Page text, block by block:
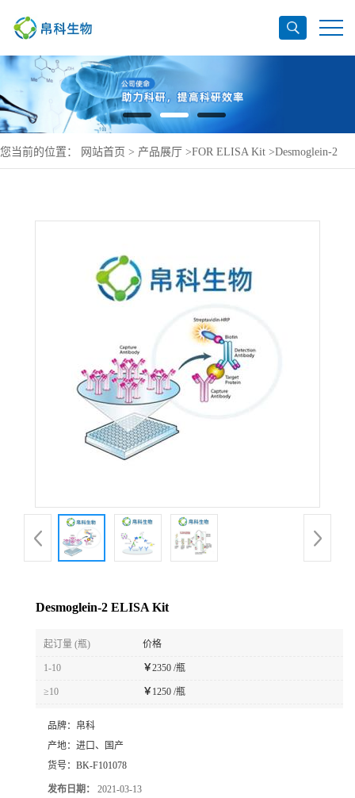
您当前的位置： 网站首页 > 产品展厅 >FOR ELISA Kit >Desmoglein-2
Desmoglein-2 ELISA Kit
起订量 (瓶) 价格
1-10 ￥2350 /瓶
≥10 ￥ 1250 /瓶
品牌： 帛科
产地： 进口、国产
货号： BK-F101078
发布日期： 2021-03-13